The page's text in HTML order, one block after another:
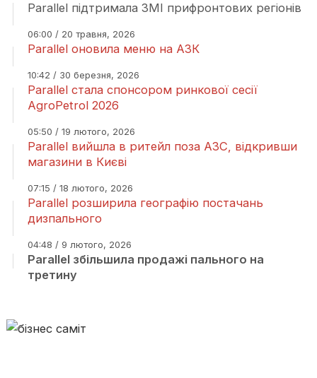
Parallel підтримала ЗМІ прифронтових регіонів
06:00 / 20 травня, 2026
Parallel оновила меню на АЗК
10:42 / 30 березня, 2026
Parallel стала спонсором ринкової сесії
AgroPetrol 2026
05:50 / 19 лютого, 2026
Parallel вийшла в ритейл поза АЗС, відкривши
магазини в Києві
07:15 / 18 лютого, 2026
Parallel розширила географію постачань
дизпального
04:48 / 9 лютого, 2026
Parallel збільшила продажі пального на
третину